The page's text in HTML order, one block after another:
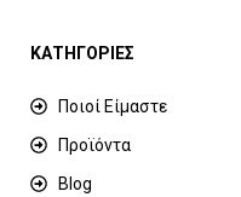
ΚΑΤΗΓΟΡΙΕΣ
Ποιοί Είμαστε
Προϊόντα
Blog